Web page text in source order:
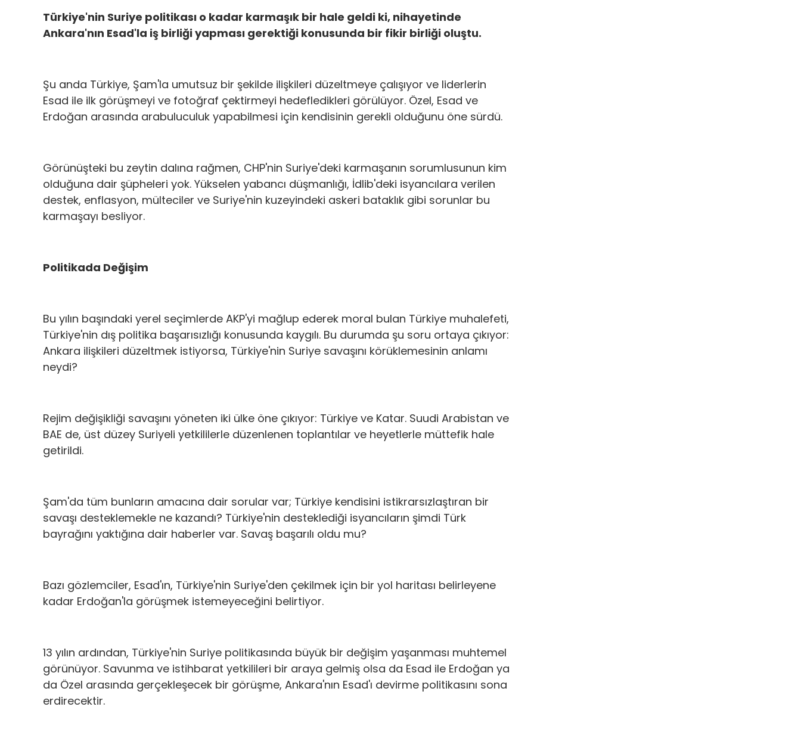
Türkiye'nin Suriye politikası o kadar karmaşık bir hale geldi ki, nihayetinde
Ankara'nın Esad'la iş birliği yapması gerektiği konusunda bir fikir birliği oluştu.
Şu anda Türkiye, Şam'la umutsuz bir şekilde ilişkileri düzeltmeye çalışıyor ve liderlerin
Esad ile ilk görüşmeyi ve fotoğraf çektirmeyi hedefledikleri görülüyor. Özel, Esad ve
Erdoğan arasında arabuluculuk yapabilmesi için kendisinin gerekli olduğunu öne sürdü.
Görünüşteki bu zeytin dalına rağmen, CHP'nin Suriye'deki karmaşanın sorumlusunun kim
olduğuna dair şüpheleri yok. Yükselen yabancı düşmanlığı, İdlib'deki isyancılara verilen
destek, enflasyon, mülteciler ve Suriye'nin kuzeyindeki askeri bataklık gibi sorunlar bu
karmaşayı besliyor.
Politikada Değişim
Bu yılın başındaki yerel seçimlerde AKP'yi mağlup ederek moral bulan Türkiye muhalefeti,
Türkiye'nin dış politika başarısızlığı konusunda kaygılı. Bu durumda şu soru ortaya çıkıyor:
Ankara ilişkileri düzeltmek istiyorsa, Türkiye'nin Suriye savaşını körüklemesinin anlamı
neydi?
Rejim değişikliği savaşını yöneten iki ülke öne çıkıyor: Türkiye ve Katar. Suudi Arabistan ve
BAE de, üst düzey Suriyeli yetkililerle düzenlenen toplantılar ve heyetlerle müttefik hale
getirildi.
Şam'da tüm bunların amacına dair sorular var; Türkiye kendisini istikrarsızlaştıran bir
savaşı desteklemekle ne kazandı? Türkiye'nin desteklediği isyancıların şimdi Türk
bayrağını yaktığına dair haberler var. Savaş başarılı oldu mu?
Bazı gözlemciler, Esad'ın, Türkiye'nin Suriye'den çekilmek için bir yol haritası belirleyene
kadar Erdoğan'la görüşmek istemeyeceğini belirtiyor.
13 yılın ardından, Türkiye'nin Suriye politikasında büyük bir değişim yaşanması muhtemel
görünüyor. Savunma ve istihbarat yetkilileri bir araya gelmiş olsa da Esad ile Erdoğan ya
da Özel arasında gerçekleşecek bir görüşme, Ankara'nın Esad'ı devirme politikasını sona
erdirecektir.